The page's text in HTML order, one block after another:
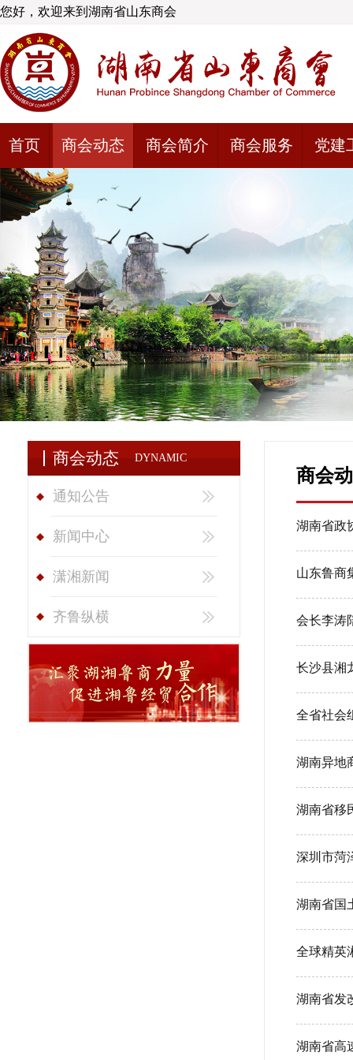
您好，欢迎来到湖南省山东商会
首页 商会动态 商会简介 商会服务 党建
商会动态 DYNAMIC
通知公告
新闻中心
潇湘新闻
齐鲁纵横
商会
湖南省政
山东鲁商
会长李涛
长沙县湘
全省社
湖南异地
湖南省移
深圳市菏
全球精英
湖南省发
湖南省高